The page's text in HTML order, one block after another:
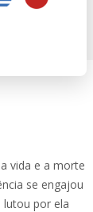
vida e a morte
se engajou
lutou por ela